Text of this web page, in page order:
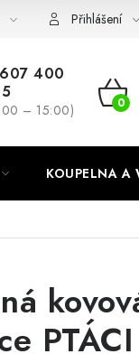
Přihlášení
400
– 15:00)
KOUPELNA A